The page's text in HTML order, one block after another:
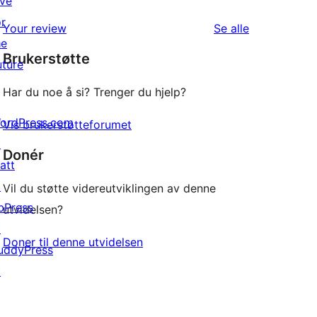
reviews
star
reviews
Your review Se alleomtalene
Brukerstøtte
Har du noe å si? Trenger du hjelp?
Vis brukerstøtteforumet
Donér
Vil du støtte videreutviklingen av denne
utvidelsen?
Doner til denne utvidelsen